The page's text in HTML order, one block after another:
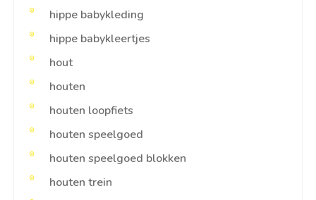
hippe babykleding
hippe babykleertjes
hout
houten
houten loopfiets
houten speelgoed
houten speelgoed blokken
houten trein